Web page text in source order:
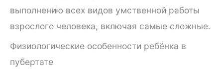
выполнению всех видов умственной работы
взрослого человека, включая самые сложные.
Физиологические особенности ребёнка в
пубертате